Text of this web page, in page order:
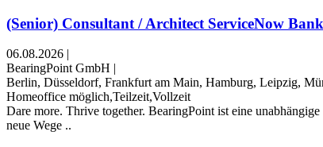
(Senior) Consultant / Architect ServiceNow
06.08.2026 |
BearingPoint GmbH |
Berlin, Düsseldorf, Frankfurt am Main, Hamburg, Leipzig,
Homeoffice möglich,Teilzeit,Vollzeit
Dare more. Thrive together. BearingPoint ist eine
neue Wege ..